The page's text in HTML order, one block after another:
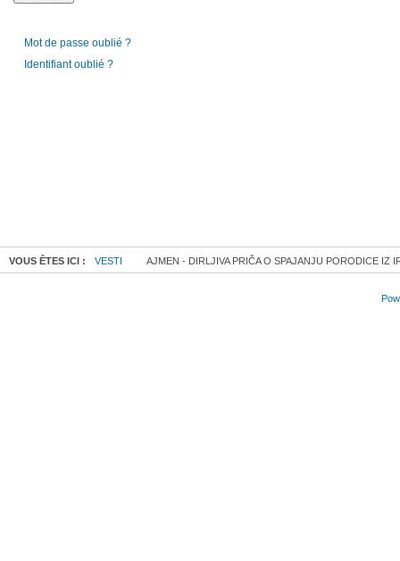
Mot de passe oublié ?
Identifiant oublié ?
VOUS ÊTES ICI : VESTI AJMEN - DIRLJIVA PRIČA O SPAJANJU PORODICE IZ